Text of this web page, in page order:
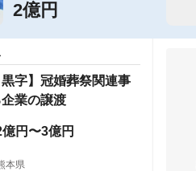
2億円
黒字】冠婚葬祭関連事
業の譲渡
億円〜3億円
本県